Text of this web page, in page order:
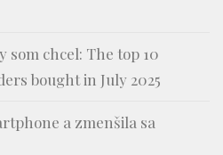
som chcel: The top 10
bought in July 2025
a zmenšila sa